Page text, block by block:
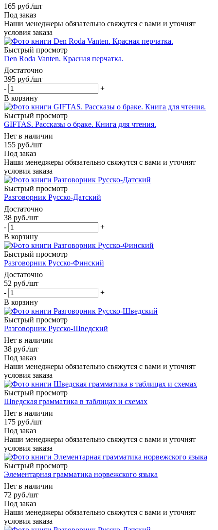
165 руб./шт
Под заказ
Наши менеджеры обязательно свяжутся с вами и уточнят
условия заказа
Быстрый просмотр
Den Roda Vanten. Красная перчатка.
Достаточно
395 руб./шт
-
+
В корзину
Быстрый просмотр
GIFTAS. Рассказы о браке. Книга для чтения.
Нет в наличии
155 руб./шт
Под заказ
Наши менеджеры обязательно свяжутся с вами и уточнят
условия заказа
Быстрый просмотр
Разговорник Русско-Датский
Достаточно
38 руб./шт
-
+
В корзину
Быстрый просмотр
Разговорник Русско-Финский
Достаточно
52 руб./шт
-
+
В корзину
Быстрый просмотр
Разговорник Русско-Шведский
Нет в наличии
38 руб./шт
Под заказ
Наши менеджеры обязательно свяжутся с вами и уточнят
условия заказа
Быстрый просмотр
Шведская грамматика в таблицах и схемах
Нет в наличии
175 руб./шт
Под заказ
Наши менеджеры обязательно свяжутся с вами и уточнят
условия заказа
Быстрый просмотр
Элементарная грамматика норвежского языка
Нет в наличии
72 руб./шт
Под заказ
Наши менеджеры обязательно свяжутся с вами и уточнят
условия заказа